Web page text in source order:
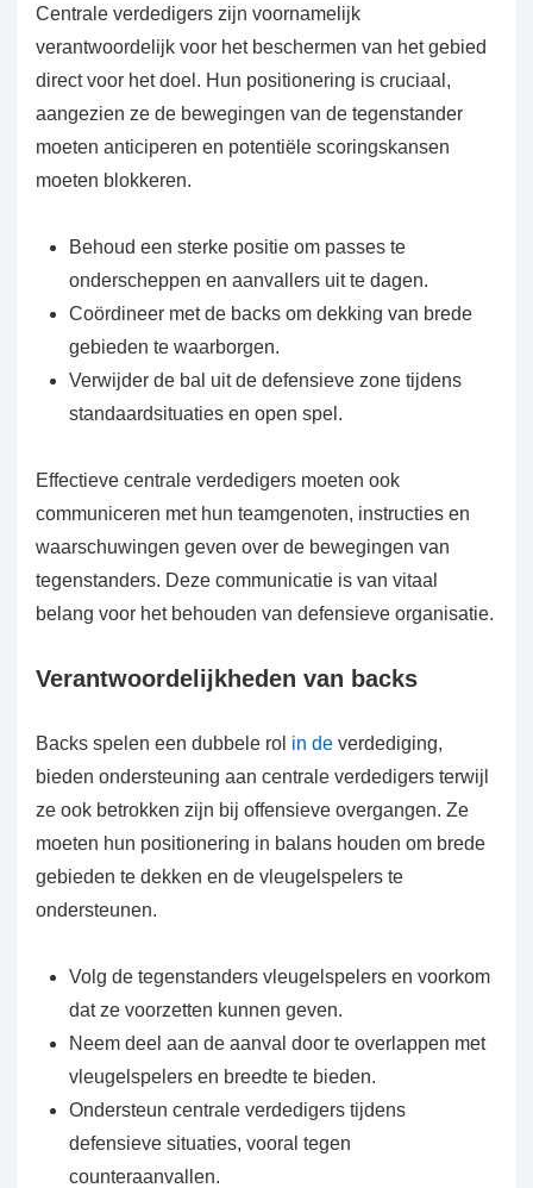
Centrale verdedigers zijn voornamelijk
verantwoordelijk voor het beschermen van het gebied
direct voor het doel. Hun positionering is cruciaal,
aangezien ze de bewegingen van de tegenstander
moeten anticiperen en potentiële scoringskansen
moeten blokkeren.
Behoud een sterke positie om passes te
onderscheppen en aanvallers uit te dagen.
Coördineer met de backs om dekking van brede
gebieden te waarborgen.
Verwijder de bal uit de defensieve zone tijdens
standaardsituaties en open spel.
Effectieve centrale verdedigers moeten ook
communiceren met hun teamgenoten, instructies en
waarschuwingen geven over de bewegingen van
tegenstanders. Deze communicatie is van vitaal
belang voor het behouden van defensieve organisatie.
Verantwoordelijkheden van backs
Backs spelen een dubbele rol in de verdediging,
bieden ondersteuning aan centrale verdedigers terwijl
ze ook betrokken zijn bij offensieve overgangen. Ze
moeten hun positionering in balans houden om brede
gebieden te dekken en de vleugelspelers te
ondersteunen.
Volg de tegenstanders vleugelspelers en voorkom
dat ze voorzetten kunnen geven.
Neem deel aan de aanval door te overlappen met
vleugelspelers en breedte te bieden.
Ondersteun centrale verdedigers tijdens
defensieve situaties, vooral tegen
counteraanvallen.